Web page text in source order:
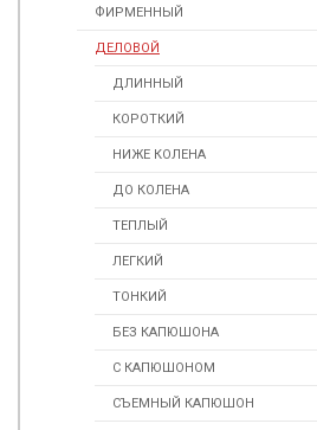
ФИРМЕННЫЙ
ДЕЛОВОЙ
ДЛИННЫЙ
КОРОТКИЙ
НИЖЕ КОЛЕНА
ДО КОЛЕНА
ТЕПЛЫЙ
ЛЕГКИЙ
ТОНКИЙ
БЕЗ КАПЮШОНА
С КАПЮШОНОМ
СЪЕМНЫЙ КАПЮШОН